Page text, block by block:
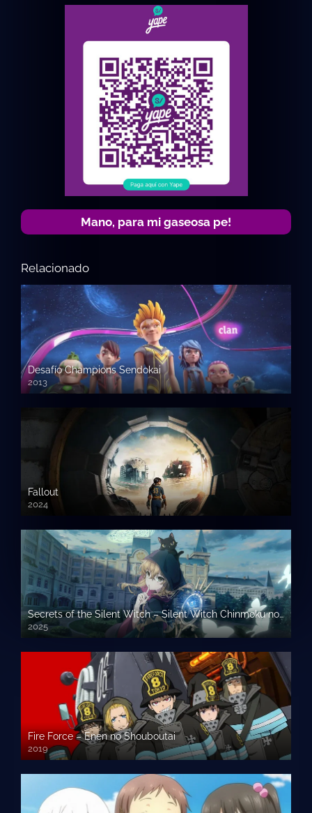
Mano, para mi gaseosa pe!
Relacionado
Desafío Champions Sendokai
2013
Fallout
2024
Secrets of the Silent Witch – Silent Witch Chinmoku no Majo no Kakushigoto
2025
Fire Force – Enen no Shouboutai
2019